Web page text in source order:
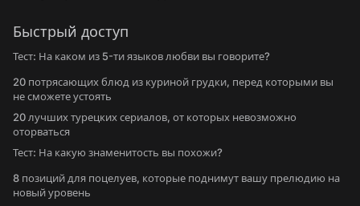
Быстрый доступ
Тест: На каком из 5-ти языков любви вы говорите?
20 потрясающих блюд из куриной грудки, перед которыми вы
не сможете устоять
20 лучших турецких сериалов, от которых невозможно
оторваться
Тест: На какую знаменитость вы похожи?
8 позиций для поцелуев, которые поднимут вашу прелюдию на
новый уровень